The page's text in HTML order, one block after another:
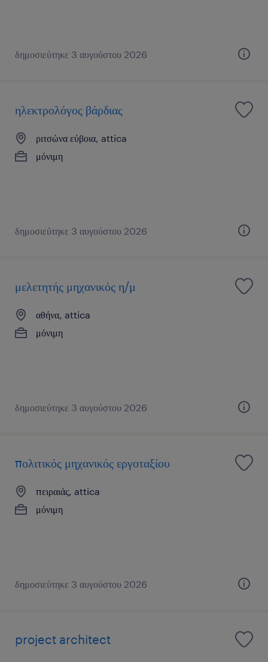
δημοσιεύτηκε 3 αυγούστου 2026
ηλεκτρολόγος βάρδιας
ριτσώνα εύβοια, attica
μόνιμη
δημοσιεύτηκε 3 αυγούστου 2026
μελετητής μηχανικός η/μ
αθήνα, attica
μόνιμη
δημοσιεύτηκε 3 αυγούστου 2026
πολιτικός μηχανικός εργοταξίου
πειραιάς, attica
μόνιμη
δημοσιεύτηκε 3 αυγούστου 2026
project architect